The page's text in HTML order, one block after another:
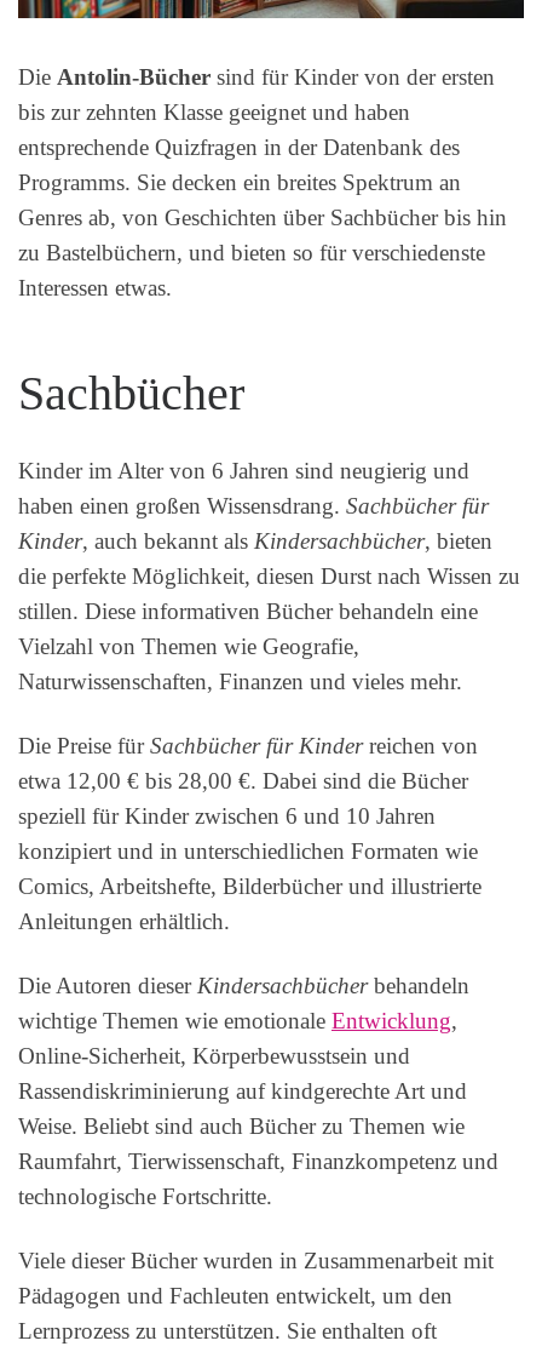
Die Antolin-Bücher sind für Kinder von der ersten
bis zur zehnten Klasse geeignet und haben
entsprechende Quizfragen in der Datenbank des
Programms. Sie decken ein breites Spektrum an
Genres ab, von Geschichten über Sachbücher bis hin
zu Bastelbüchern, und bieten so für verschiedenste
Interessen etwas.
Sachbücher
Kinder im Alter von 6 Jahren sind neugierig und
haben einen großen Wissensdrang. Sachbücher für
Kinder, auch bekannt als Kindersachbücher, bieten
die perfekte Möglichkeit, diesen Durst nach Wissen zu
stillen. Diese informativen Bücher behandeln eine
Vielzahl von Themen wie Geografie,
Naturwissenschaften, Finanzen und vieles mehr.
Die Preise fürSachbücher für Kinderreichen von
etwa 12,00 € bis 28,00 €. Dabei sind die Bücher
speziell für Kinder zwischen 6 und 10 Jahren
konzipiert und in unterschiedlichen Formaten wie
Comics, Arbeitshefte, Bilderbücher und illustrierte
Anleitungen erhältlich.
Die Autoren dieserKindersachbücherbehandeln
wichtige Themen wie emotionale Entwicklung,
Online-Sicherheit, Körperbewusstsein und
Rassendiskriminierung auf kindgerechte Art und
Weise. Beliebt sind auch Bücher zu Themen wie
Raumfahrt, Tierwissenschaft, Finanzkompetenz und
technologische Fortschritte.
Viele dieser Bücher wurden in Zusammenarbeit mit
Pädagogen und Fachleuten entwickelt, um den
Lernprozess zu unterstützen. Sie enthalten oft